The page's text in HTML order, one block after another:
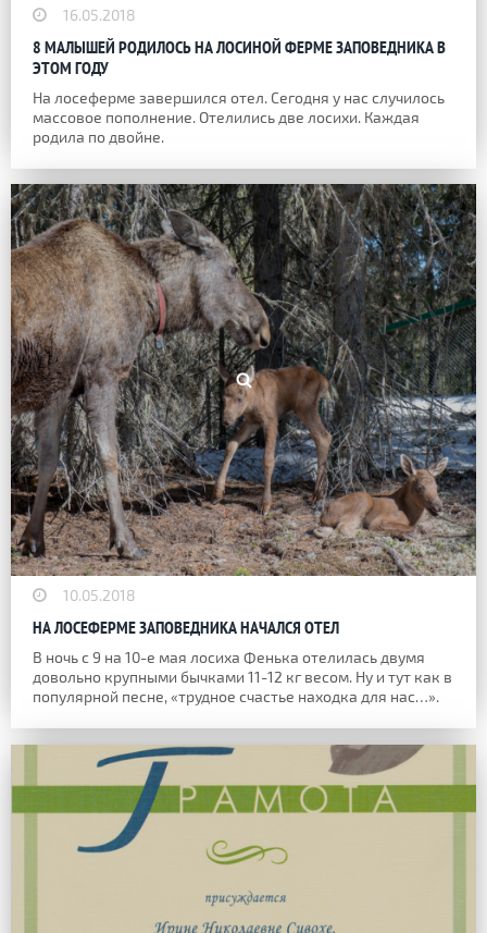
16.05.2018
8 МАЛЫШЕЙ РОДИЛОСЬ НА ЛОСИНОЙ ФЕРМЕ ЗАПОВЕДНИКА В
ЭТОМ ГОДУ
На лосеферме завершился отел. Сегодня у нас случилось
массовое пополнение. Отелились две лосихи. Каждая
родила по двойне.
10.05.2018
НА ЛОСЕФЕРМЕ ЗАПОВЕДНИКА НАЧАЛСЯ ОТЕЛ
В ночь с 9 на 10-е мая лосиха Фенька отелилась двумя
довольно крупными бычками 11-12 кг весом. Ну и тут как в
популярной песне, «трудное счастье находка для нас…».